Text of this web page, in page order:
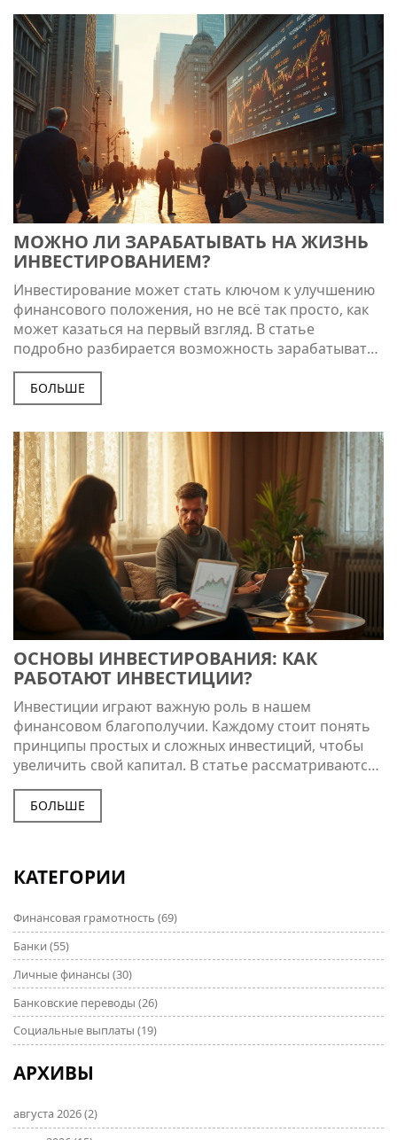
советы и примеры из жизни. Узнайте, как не
потеряться в мире инвестиций и извлекать
максимальную пользу.
МОЖНО ЛИ ЗАРАБАТЫВАТЬ НА ЖИЗНЬ
ИНВЕСТИРОВАНИЕМ?
Инвестирование может стать ключом к улучшению
финансового положения, но не всё так просто, как
может казаться на первый взгляд. В статье
подробно разбирается возможность зарабатывать
на жизнь через инвестиции, раскрываются
основные стратегии и факторы успеха. Читатели
узнают о различных рынках и инструментах, а также
Рассказывается о реалистичных ожиданиях от
вложений и о том, какие навыки необходимо
развивать для успеха в этой сфере.
БОЛЬШЕ
ОСНОВЫ ИНВЕСТИРОВАНИЯ: КАК
РАБОТАЮТ ИНВЕСТИЦИИ?
Инвестиции играют важную роль в нашем
финансовом благополучии. Каждому стоит понять
принципы простых и сложных инвестиций, чтобы
увеличить свой капитал. В статье рассматриваются
ключевые аспекты инвестирования, такие как виды
инвестиций, связанные риски и простые способы
начать инвестировать. Читатели узнают, как
информация поможет каждому более осознанно
БОЛЬШЕ
КАТЕГОРИИ
Финансовая грамотность (69)
Банки (55)
Личные финансы (30)
Банковские переводы (26)
Социальные выплаты (19)
АРХИВЫ
августа 2026(2)